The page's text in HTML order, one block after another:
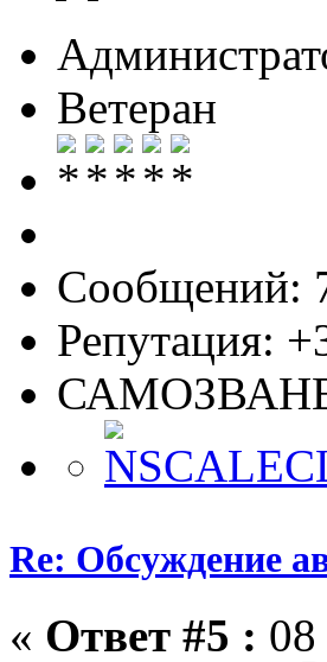
Ветеран
Сообщений:
Репутация:
Re: Обсуждение
« Ответ #5 :